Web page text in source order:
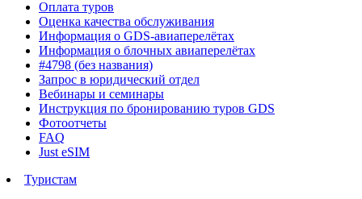
Оплата туров
Оценка качества обслуживания
Информация о GDS-авиаперелётах
Информация о блочных авиаперелётах
#4798 (без названия)
Запрос в юридический отдел
Вебинары и семинары
Инструкция по бронированию туров GDS
Фотоотчеты
FAQ
Just eSIM
Туристам